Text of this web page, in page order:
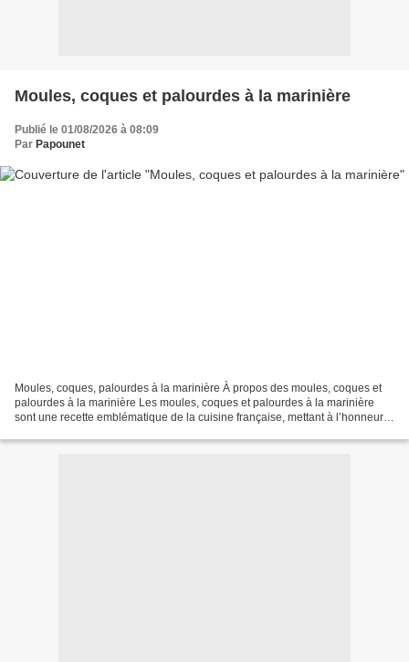
Moules, coques et palourdes à la marinière
Publié le 01/08/2026 à 08:09
Par Papounet
Moules, coques, palourdes à la marinière À propos des moules, coques et
palourdes à la marinière Les moules, coques et palourdes à la marinière
sont une recette emblématique de la cuisine française, mettant à l’honneur